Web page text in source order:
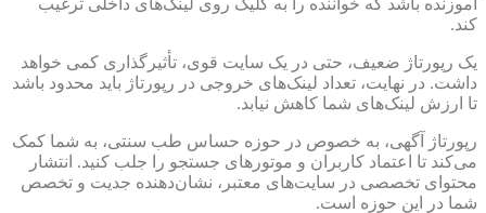
کند.
یک رپورتاژ ضعیف، حتی در یک سایت قوی، تأثیرگذاری کمی خواهد
داشت. در نهایت، تعداد لینک‌های خروجی در رپورتاژ باید محدود باشد
تا ارزش لینک‌های شما کاهش نیابد.
رپورتاژ آگهی، به خصوص در حوزه حساس طب سنتی، به شما کمک
می‌کند تا اعتماد کاربران و موتورهای جستجو را جلب کنید. انتشار
محتوای تخصصی در سایت‌های معتبر، نشان‌دهنده جدیت و تخصص
شما در این حوزه است.